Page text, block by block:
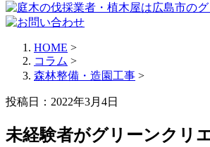
HOME >
コラム >
森林整備・造園工事 >
投稿日：2022年3月4日
未経験者がグリーンクリ